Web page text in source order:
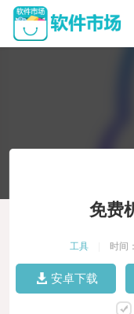
免费
工具 时间
安卓下载